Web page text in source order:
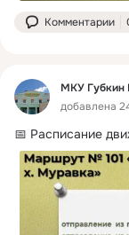
Комментарии
МКУ Губкин
добавлена
📅 Расписание